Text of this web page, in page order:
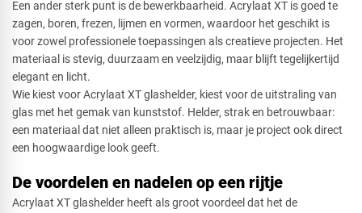
Een ander sterk punt is de bewerkbaarheid. Acrylaat XT is goed te
zagen, boren, frezen, lijmen en vormen, waardoor het geschikt is
voor zowel professionele toepassingen als creatieve projecten. Het
materiaal is stevig, duurzaam en veelzijdig, maar blijft tegelijkertijd
elegant en licht.
Wie kiest voor Acrylaat XT glashelder, kiest voor de uitstraling van
glas met het gemak van kunststof. Helder, strak en betrouwbaar:
een materiaal dat niet alleen praktisch is, maar je project ook direct
een hoogwaardige look geeft.
De voordelen en nadelen op een rijtje
Acrylaat XT glashelder heeft als groot voordeel dat het de